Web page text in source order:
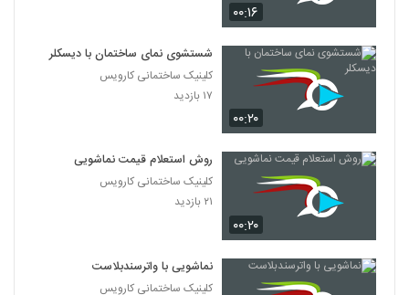
۰۰:۱۶
۰۰:۲۰
شستشوی نمای ساختمان با دیسکلر
کلینیک ساختمانی کارویس
۱۷ بازدید
۰۰:۲۰
روش استعلام قیمت نماشویی
کلینیک ساختمانی کارویس
۲۱ بازدید
نماشویی با واترسندبلاست
کلینیک ساختمانی کارویس